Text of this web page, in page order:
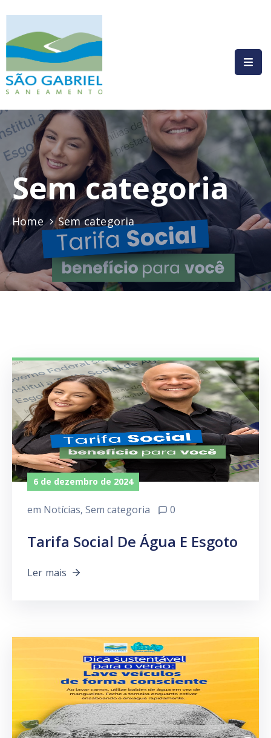
HOME
INSTITUCIONAL
COMPLIANCE
SERVIÇOS
PRESTADOS
COMUNICAÇÃO
LEGISLAÇÃO
CONTATO
AUTOATENDIMENTO
Sem categoria
Home Sem categoria
6 de dezembro de 2024
em Notícias‚ Sem categoria 0
Tarifa Social De Água E Esgoto
Ler mais